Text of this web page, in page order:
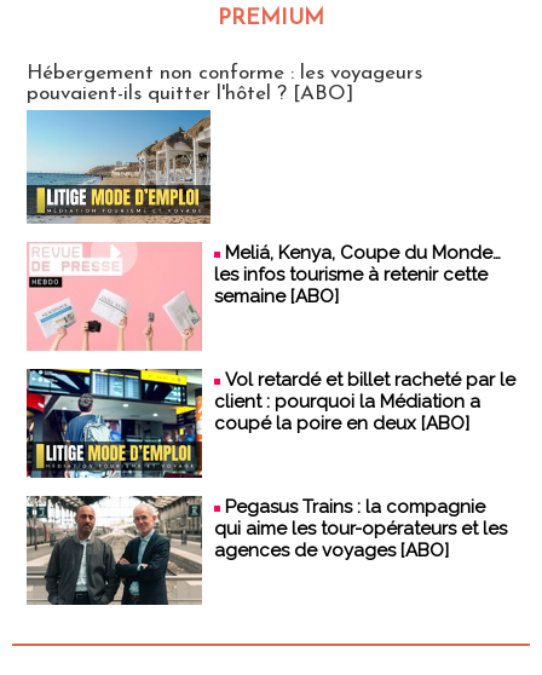
PREMIUM
Hébergement non conforme : les voyageurs
pouvaient-ils quitter l'hôtel ? [ABO]
Meliá, Kenya, Coupe du Monde…
les infos tourisme à retenir cette
semaine [ABO]
Vol retardé et billet racheté par le
client : pourquoi la Médiation a
coupé la poire en deux [ABO]
Pegasus Trains : la compagnie
qui aime les tour-opérateurs et les
agences de voyages [ABO]